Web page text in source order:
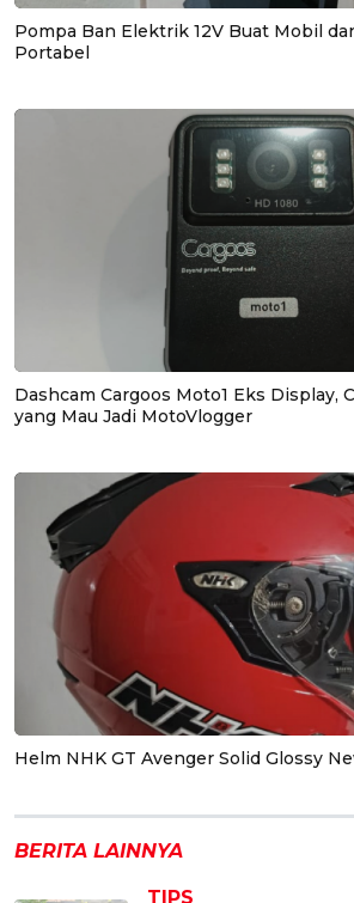
Pompa Ban Elektrik 12V Buat Mobil
Portabel
Dashcam Cargoos Moto1 Eks Display,
yang Mau Jadi MotoVlogger
Helm NHK GT Avenger Solid Glossy
BERITA LAINNYA
TIPS